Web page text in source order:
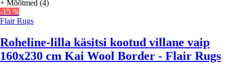
+ Mõõtmed (4)
-15 %
Flair Rugs
Roheline-lilla käsitsi kootud villane vaip
160x230 cm Kai Wool Border - Flair Rugs